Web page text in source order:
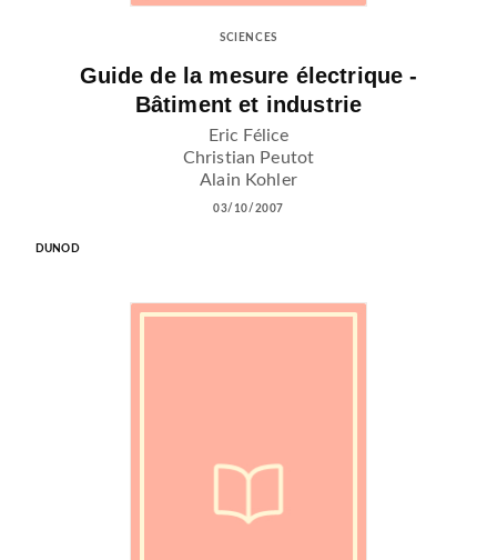
SCIENCES
Guide de la mesure électrique -
Bâtiment et industrie
Eric Félice
Christian Peutot
Alain Kohler
03/10/2007
DUNOD